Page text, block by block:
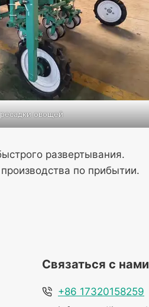
овощей
развертывания.
по прибытии.
Связаться с нами
+86 17320158259